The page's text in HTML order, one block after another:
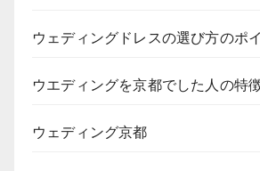
ウェディングドレスの選び方のポ
ウエディングを京都でした人の特
ウェディング京都